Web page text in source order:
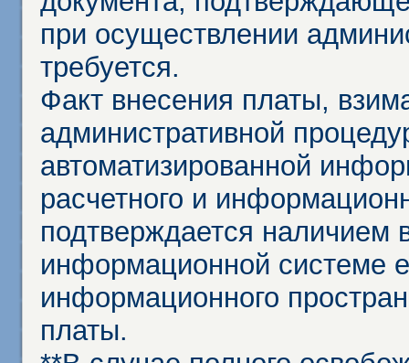
при осуществлении
требуется.
Факт внесения платы,
административной
автоматизированной
расчетного и
подтверждается наличием
информационной системе
информационного
платы.